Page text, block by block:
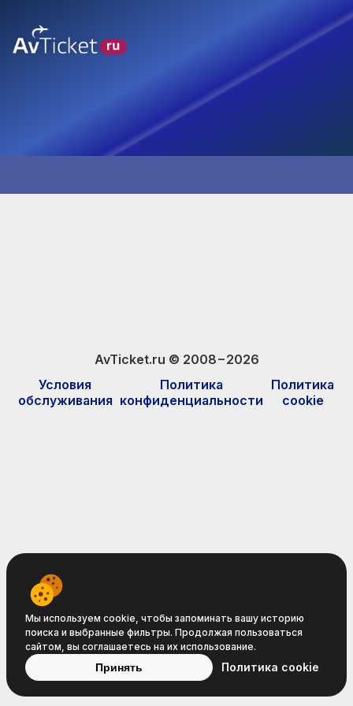
AvTicket.ru © 2008−2026
Условия
обслуживания
Политика
конфиденциальности
Политика
cookie
Мы используем cookie, чтобы запоминать вашу историю
поиска и выбранные фильтры. Продолжая пользоваться
сайтом, вы соглашаетесь на их использование.
Принять Политика cookie